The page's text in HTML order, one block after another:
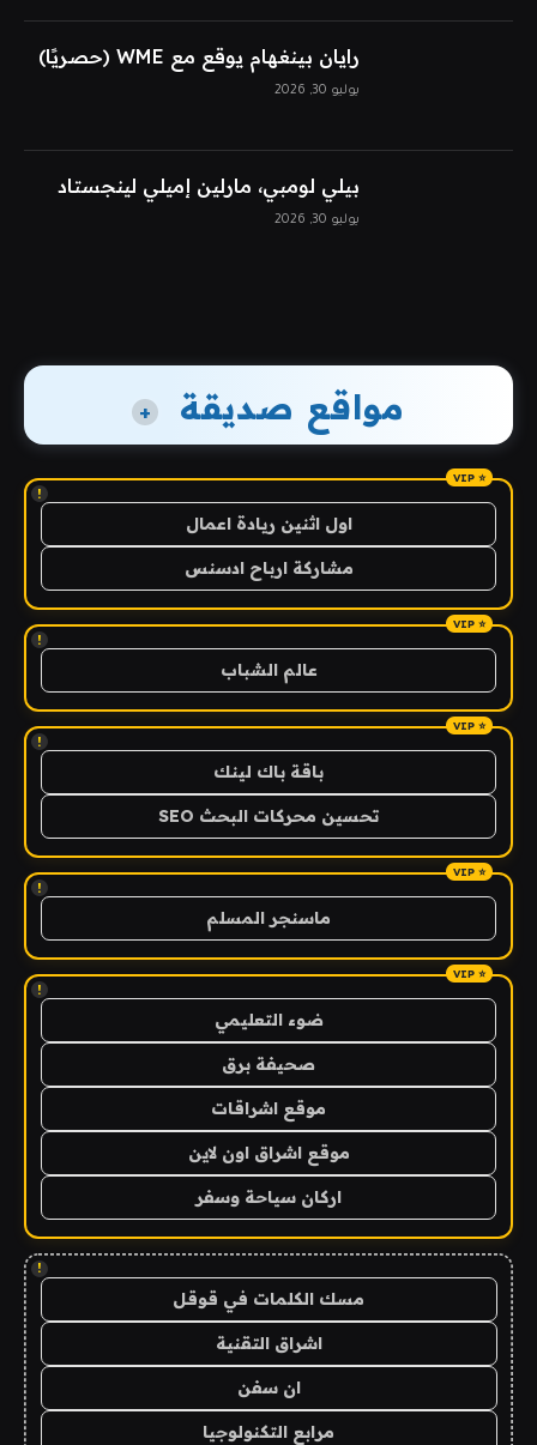
رايان بينغهام يوقع مع WME (حصريًا)
يوليو 30, 2026
بيلي لومبي، مارلين إميلي لينجستاد
يوليو 30, 2026
مواقع صديقة +
!
اول اثنين ريادة اعمال
مشاركة ارباح ادسنس
!
عالم الشباب
!
باقة باك لينك
تحسين محركات البحث SEO
!
ماسنجر المسلم
!
ضوء التعليمي
صحيفة برق
موقع اشراقات
موقع اشراق اون لاين
اركان سياحة وسفر
!
مسك الكلمات في قوقل
اشراق التقنية
ان سفن
مرابع التكنولوجيا